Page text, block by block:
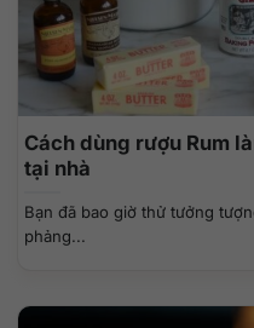
Cách dùng rượu Rum
tại nhà
Bạn đã bao giờ thử tưởng
phảng...